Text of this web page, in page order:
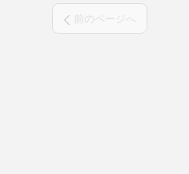
前のページへ